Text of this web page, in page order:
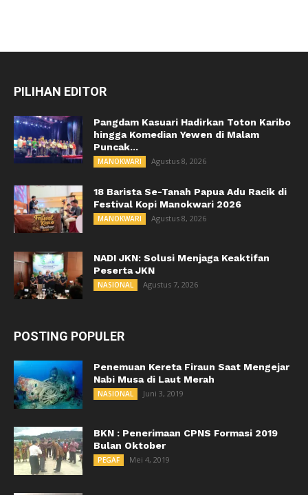
PILIHAN EDITOR
Pangdam Kasuari Hadirkan Toton Karibo
hingga Komedian Yewen di Malam
Puncak...
MANOKWARI Agustus 8, 2026
18 Barista Se-Tanah Papua Adu Racik di
Festival Kopi Manokwari 2026
MANOKWARI Agustus 8, 2026
NADI JKN: Solusi Menjaga Keaktifan
Peserta JKN
NASIONAL Agustus 7, 2026
POSTING POPULER
Penemuan Kereta Firaun Saat Mengejar
Nabi Musa di Laut Merah
NASIONAL Juni 3, 2019
BKN : Penerimaan CPNS Formasi 2019
Bulan Oktober
PEGAF Mei 4, 2019